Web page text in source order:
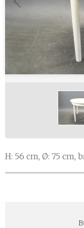
H: 56 cm, Ø: 75 cm,